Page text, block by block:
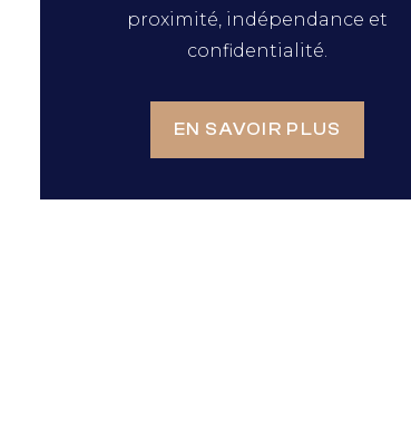
proximité, indépendance et
confidentialité.
EN SAVOIR PLUS